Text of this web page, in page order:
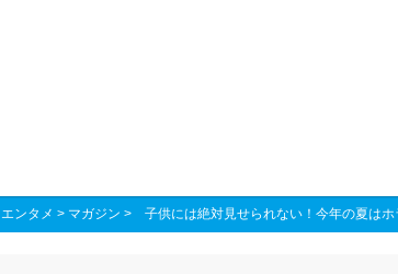
エンタメ > マガジン > 子供には絶対見せられない！今年の夏は